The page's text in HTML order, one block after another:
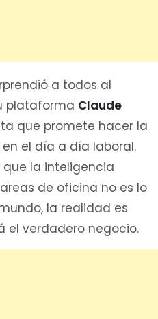
a todos al
plataforma Claude
que promete hacer la
el día a día laboral.
la inteligencia
de oficina no es lo
la realidad es
el verdadero negocio.